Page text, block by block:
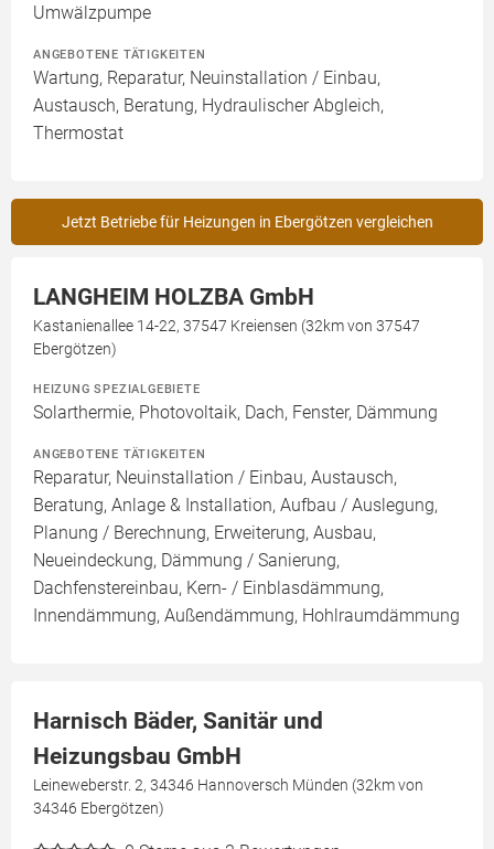
Umwälzpumpe
ANGEBOTENE TÄTIGKEITEN
Wartung, Reparatur, Neuinstallation / Einbau,
Austausch, Beratung, Hydraulischer Abgleich,
Thermostat
Jetzt Betriebe für Heizungen in Ebergötzen vergleichen
LANGHEIM HOLZBA GmbH
Kastanienallee 14-22, 37547 Kreiensen (32km von 37547
Ebergötzen)
HEIZUNG SPEZIALGEBIETE
Solarthermie, Photovoltaik, Dach, Fenster, Dämmung
ANGEBOTENE TÄTIGKEITEN
Reparatur, Neuinstallation / Einbau, Austausch,
Beratung, Anlage & Installation, Aufbau / Auslegung,
Planung / Berechnung, Erweiterung, Ausbau,
Neueindeckung, Dämmung / Sanierung,
Dachfenstereinbau, Kern- / Einblasdämmung,
Innendämmung, Außendämmung, Hohlraumdämmung
Harnisch Bäder, Sanitär und
Heizungsbau GmbH
Leineweberstr. 2, 34346 Hannoversch Münden (32km von
34346 Ebergötzen)